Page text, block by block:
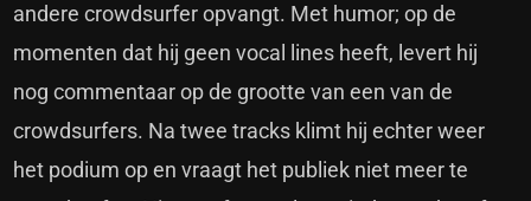
andere crowdsurfer opvangt. Met humor; op de
momenten dat hij geen vocal lines heeft, levert hij
nog commentaar op de grootte van een van de
crowdsurfers. Na twee tracks klimt hij echter weer
het podium op en vraagt het publiek niet meer te